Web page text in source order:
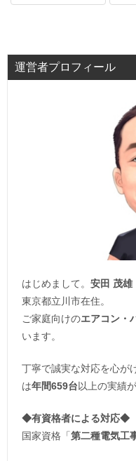
運営者プロフィール
はじめまして。 安田 茂雄
東京都立川市在住。
ご家庭向けのエアコン・
います。
丁寧で誠実な対応を心が
は年間659台以上の実績
◆有資格者による対応◆
国家資格「 第二種電気工